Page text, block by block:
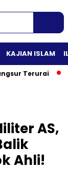
KAJIAN ISLAM
Terurai
AS,
Ahli!